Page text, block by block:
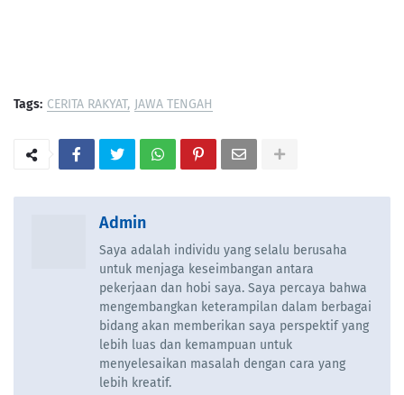
Tags: CERITA RAKYAT JAWA TENGAH
Admin
Saya adalah individu yang selalu berusaha
untuk menjaga keseimbangan antara
pekerjaan dan hobi saya. Saya percaya bahwa
mengembangkan keterampilan dalam berbagai
bidang akan memberikan saya perspektif yang
lebih luas dan kemampuan untuk
menyelesaikan masalah dengan cara yang
lebih kreatif.